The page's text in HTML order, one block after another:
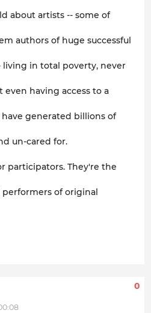
about artists -- some of
authors of huge successful
living in total poverty, never
having access to a
generated billions of
un-cared for.
participators. They're the
of original
0